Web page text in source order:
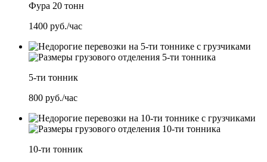
Фура 20 тонн
1400 руб./час
5-ти тонник
800 руб./час
10-ти тонник